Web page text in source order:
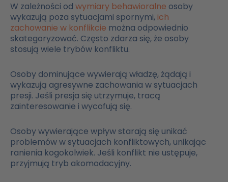
W zależności od wymiary behawioralne osoby
wykazują poza sytuacjami spornymi, ich
zachowanie w konflikcie można odpowiednio
skategoryzować. Często zdarza się, że osoby
stosują wiele trybów konfliktu.
Osoby dominujące wywierają władzę, żądają i
wykazują agresywne zachowania w sytuacjach
presji. Jeśli presja się utrzymuje, tracą
zainteresowanie i wycofują się.
Osoby wywierające wpływ starają się unikać
problemów w sytuacjach konfliktowych, unikając
ranienia kogokolwiek. Jeśli konflikt nie ustępuje,
przyjmują tryb akomodacyjny.